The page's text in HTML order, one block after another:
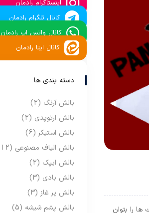
را بتوان
اینستاگرام رادمان
کانال تلگرام رادمان
کانال واتس اپ رادمان
کانال ایتا رادمان
دسته بندی ها
بالش آرنگ (2)
بالش ارتوپدی (2)
بالش استیکر (6)
بالش الیاف مصنوعی (12)
بالش ایپک (2)
بالش بادی (3)
بالش پر غاز (3)
بالش پشم شیشه (5)